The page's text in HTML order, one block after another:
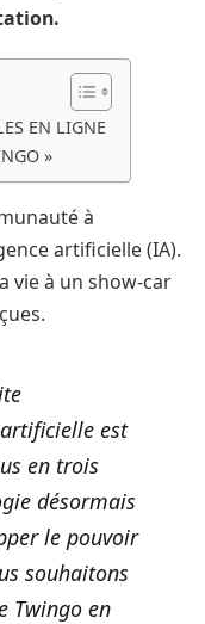
EN LIGNE
»
à
artificielle (IA).
vie à un show-car
est
en trois
désormais
le pouvoir
souhaitons
Twingo en